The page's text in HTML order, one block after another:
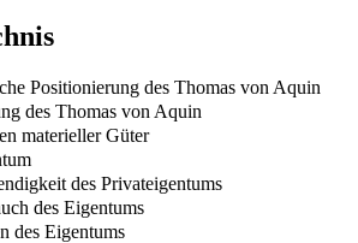
Positionierung des Thomas von Aquin
des Thomas von Aquin
materieller Güter
des Privateigentums
des Eigentums
des Eigentums